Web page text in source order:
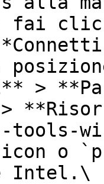
fai
>
o
Intel.\